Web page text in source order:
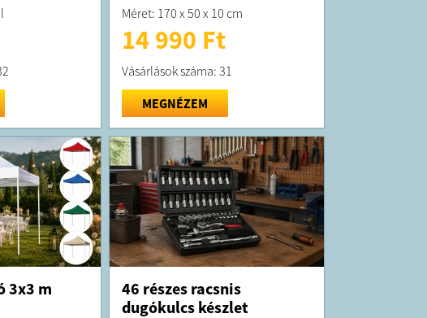
Méret: 170 x 50 x 10 cm
14 990 Ft
Vásárlások száma: 31
MEGNÉZEM
3x3 m
46 részes racsnis
dugókulcs készlet